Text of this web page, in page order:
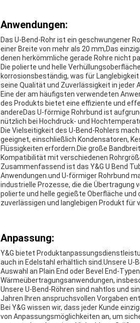
Anwendungen:
Das U-Bend-Rohr ist ein geschwungener
einer Breite von mehr als 20 mm,Das
denen herkömmliche gerade Rohre nicht
Die polierte und helle
korrosionsbeständig, was für
seine Qualität und Zuverlässigkeit in jeder
Eine der am häufigsten verwendeten
des Produkts bietet eine effiziente und
andereDas U-förmige Rohrbund ist
nützlich bei Hochdruck- und
Die Vielseitigkeit des U-Bend-Rohlers
geeignet, einschließlich Kondensatoren,
Flüssigkeiten erfordern.Die große
Kompatibilität mit verschiedenen
Zusammenfassend ist das Y&G U Bend
Anwendungen.und U-förmiger Rohrbund
industrielle Prozesse, die die Übertragung
polierte und helle gegießte Oberfläche
zuverlässigen und langlebigen Produkt für
Anpassung:
Y&G bietet
auch in Edelstahl erhältlich sind.Unsere U-
Auswahl an Plain End oder Bevel End-
Wärmeübertragungsanwendungen,
Unsere U-Bend-Röhren sind nahtlos und
Jahren Ihren anspruchsvollen Vorgaben
Bei Y&G wissen wir, dass jeder Kunde
von Anpassungsmöglichkeiten an, um